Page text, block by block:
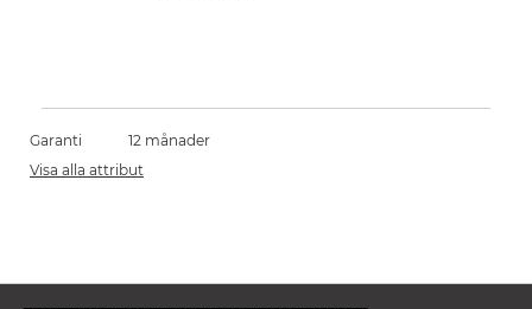
Garanti
12 månader
Visa alla attribut